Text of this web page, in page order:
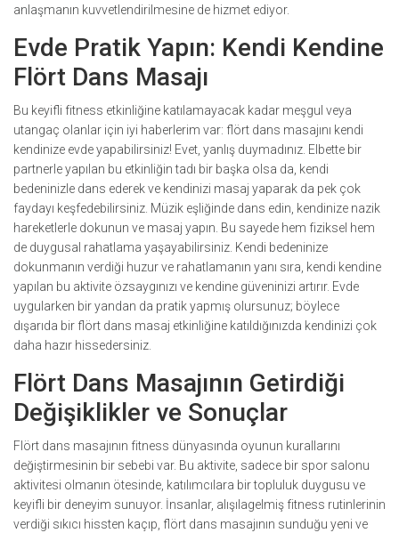
anlaşmanın kuvvetlendirilmesine de hizmet ediyor.
Evde Pratik Yapın: Kendi Kendine
Flört Dans Masajı
Bu keyifli fitness etkinliğine katılamayacak kadar meşgul veya
utangaç olanlar için iyi haberlerim var: flört dans masajını kendi
kendinize evde yapabilirsiniz! Evet, yanlış duymadınız. Elbette bir
partnerle yapılan bu etkinliğin tadı bir başka olsa da, kendi
bedeninizle dans ederek ve kendinizi masaj yaparak da pek çok
faydayı keşfedebilirsiniz. Müzik eşliğinde dans edin, kendinize nazik
hareketlerle dokunun ve masaj yapın. Bu sayede hem fiziksel hem
de duygusal rahatlama yaşayabilirsiniz. Kendi bedeninize
dokunmanın verdiği huzur ve rahatlamanın yanı sıra, kendi kendine
yapılan bu aktivite özsaygınızı ve kendine güveninizi artırır. Evde
uygularken bir yandan da pratik yapmış olursunuz; böylece
dışarıda bir flört dans masaj etkinliğine katıldığınızda kendinizi çok
daha hazır hissedersiniz.
Flört Dans Masajının Getirdiği
Değişiklikler ve Sonuçlar
Flört dans masajının fitness dünyasında oyunun kurallarını
değiştirmesinin bir sebebi var. Bu aktivite, sadece bir spor salonu
aktivitesi olmanın ötesinde, katılımcılara bir topluluk duygusu ve
keyifli bir deneyim sunuyor. İnsanlar, alışılagelmiş fitness rutinlerinin
verdiği sıkıcı hissten kaçıp, flört dans masajının sunduğu yeni ve